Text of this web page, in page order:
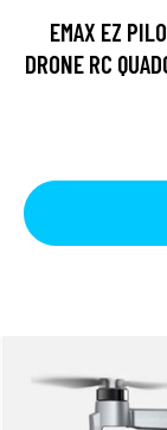
EMAX EZ
DRONE RC